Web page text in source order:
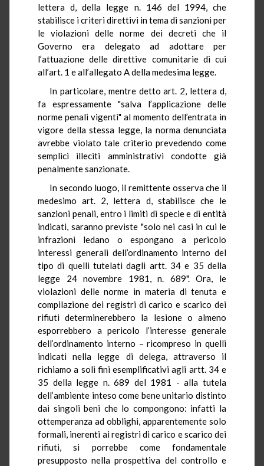
lettera d, della legge n. 146 del 1994, che
stabilisce i criteri direttivi in tema di sanzioni per
le violazioni delle norme dei decreti che il
Governo era delegato ad adottare per
l’attuazione delle direttive comunitarie di cui
all’art. 1 e all’allegato A della medesima legge.
In particolare, mentre detto art. 2, lettera d,
fa espressamente "salva l’applicazione delle
norme penali vigenti" al momento dell’entrata in
vigore della stessa legge, la norma denunciata
avrebbe violato tale criterio prevedendo come
semplici illeciti amministrativi condotte già
penalmente sanzionate.
In secondo luogo, il remittente osserva che il
medesimo art. 2, lettera d, stabilisce che le
sanzioni penali, entro i limiti di specie e di entità
indicati, saranno previste "solo nei casi in cui le
infrazioni ledano o espongano a pericolo
interessi generali dell’ordinamento interno del
tipo di quelli tutelati dagli artt. 34 e 35 della
legge 24 novembre 1981, n. 689". Ora, le
violazioni delle norme in materia di tenuta e
compilazione dei registri di carico e scarico dei
rifiuti determinerebbero la lesione o almeno
esporrebbero a pericolo l’interesse generale
dell’ordinamento interno – ricompreso in quelli
indicati nella legge di delega, attraverso il
richiamo a soli fini esemplificativi agli artt. 34 e
35 della legge n. 689 del 1981 - alla tutela
dell’ambiente inteso come bene unitario distinto
dai singoli beni che lo compongono: infatti la
ottemperanza ad obblighi, apparentemente solo
formali, inerenti ai registri di carico e scarico dei
rifiuti, si porrebbe come fondamentale
presupposto nella prospettiva del controllo e